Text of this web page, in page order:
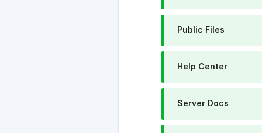
Public Files
Help Center
Server Docs